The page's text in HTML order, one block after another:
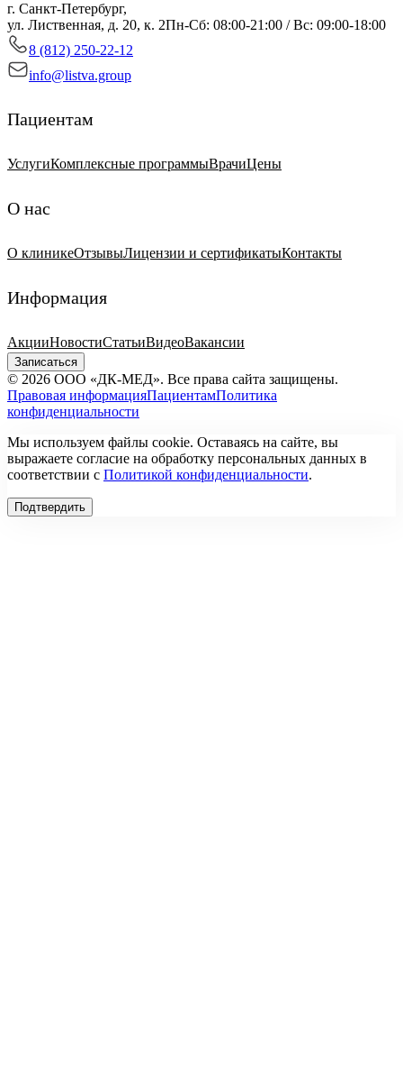
г. Санкт-Петербург,
ул. Лиственная, д. 20, к. 2Пн-Сб: 08:00-21:00 / Вс: 09:00-18:00
8 (812) 250-22-12
info@listva.group
Пациентам
УслугиКомплексные программыВрачиЦены
О нас
О клиникеОтзывыЛицензии и сертификатыКонтакты
Информация
АкцииНовостиСтатьиВидеоВакансии
Записаться
© 2026 ООО «ДК-МЕД». Все права сайта защищены.
Правовая информацияПациентамПолитика
конфиденциальности
Мы используем файлы cookie. Оставаясь на сайте, вы
выражаете согласие на обработку персональных данных в
соответствии с Политикой конфиденциальности.
Подтвердить